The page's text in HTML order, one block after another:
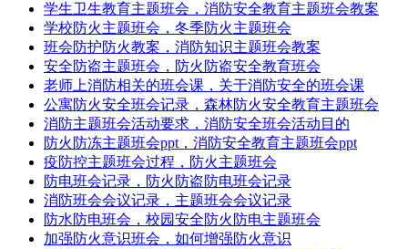
学生卫生教育主题班会，消防安全教育主题班会教案
学校防火主题班会，冬季防火主题班会
班会防护防火教案，消防知识主题班会教案
安全防盗主题班会，防火防盗安全教育班会
老师上消防相关的班会课，关于消防安全的班会课
公寓防火安全班会记录，森林防火安全教育主题班会
消防主题班会活动要求，消防安全班会活动目的
防火防冻主题班会ppt，消防安全教育主题班会ppt
疫防控主题班会过程，防火主题班会
防电班会记录，防火防盗防电班会记录
消防班会会议记录，主题班会会议记录
防水防电班会，校园安全防火防电主题班会
加强防火意识班会，如何增强防火意识